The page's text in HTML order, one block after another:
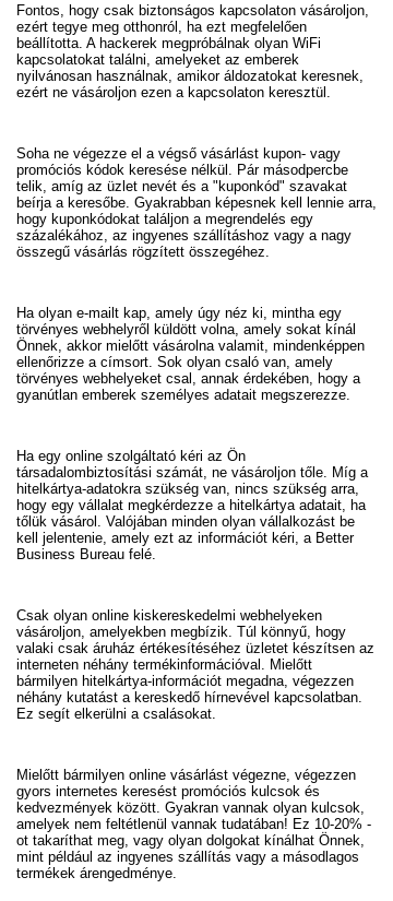
Fontos, hogy csak biztonságos kapcsolaton vásároljon,
ezért tegye meg otthonról, ha ezt megfelelően
beállította. A hackerek megpróbálnak olyan WiFi
kapcsolatokat találni, amelyeket az emberek
nyilvánosan használnak, amikor áldozatokat keresnek,
ezért ne vásároljon ezen a kapcsolaton keresztül.
Soha ne végezze el a végső vásárlást kupon- vagy
promóciós kódok keresése nélkül. Pár másodpercbe
telik, amíg az üzlet nevét és a "kuponkód" szavakat
beírja a keresőbe. Gyakrabban képesnek kell lennie arra,
hogy kuponkódokat találjon a megrendelés egy
százalékához, az ingyenes szállításhoz vagy a nagy
összegű vásárlás rögzített összegéhez.
Ha olyan e-mailt kap, amely úgy néz ki, mintha egy
törvényes webhelyről küldött volna, amely sokat kínál
Önnek, akkor mielőtt vásárolna valamit, mindenképpen
ellenőrizze a címsort. Sok olyan csaló van, amely
törvényes webhelyeket csal, annak érdekében, hogy a
gyanútlan emberek személyes adatait megszerezze.
Ha egy online szolgáltató kéri az Ön
társadalombiztosítási számát, ne vásároljon tőle. Míg a
hitelkártya-adatokra szükség van, nincs szükség arra,
hogy egy vállalat megkérdezze a hitelkártya adatait, ha
tőlük vásárol. Valójában minden olyan vállalkozást be
kell jelentenie, amely ezt az információt kéri, a Better
Business Bureau felé.
Csak olyan online kiskereskedelmi webhelyeken
vásároljon, amelyekben megbízik. Túl könnyű, hogy
valaki csak áruház értékesítéséhez üzletet készítsen az
interneten néhány termékinformációval. Mielőtt
bármilyen hitelkártya-információt megadna, végezzen
néhány kutatást a kereskedő hírnevével kapcsolatban.
Ez segít elkerülni a csalásokat.
Mielőtt bármilyen online vásárlást végezne, végezzen
gyors internetes keresést promóciós kulcsok és
kedvezmények között. Gyakran vannak olyan kulcsok,
amelyek nem feltétlenül vannak tudatában! Ez 10-20% -
ot takaríthat meg, vagy olyan dolgokat kínálhat Önnek,
mint például az ingyenes szállítás vagy a másodlagos
termékek árengedménye.